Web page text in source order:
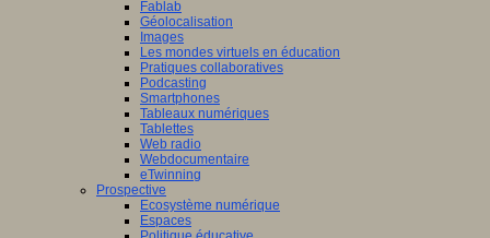
Fablab
Géolocalisation
Images
Les mondes virtuels en éducation
Pratiques collaboratives
Podcasting
Smartphones
Tableaux numériques
Tablettes
Web radio
Webdocumentaire
eTwinning
Prospective
Ecosystème numérique
Espaces